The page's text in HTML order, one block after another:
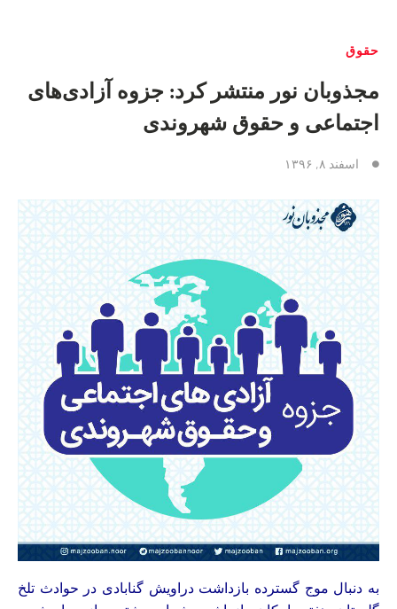
حقوق
مجذوبان نور منتشر کرد: جزوه آزادی‌های
اجتماعی و حقوق شهروندی
اسفند ۸, ۱۳۹۶
به دنبال موج گسترده بازداشت دراویش گنابادی در حوادث تلخ